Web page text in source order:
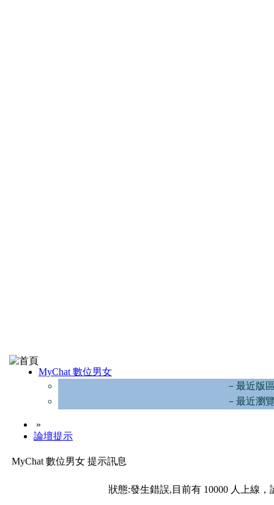
MyChat 數位男女
－最近版
－最近瀏
»
論壇提示
MyChat 數位男女 提示訊息
狀態:發生錯誤,目前有 10000 人上線